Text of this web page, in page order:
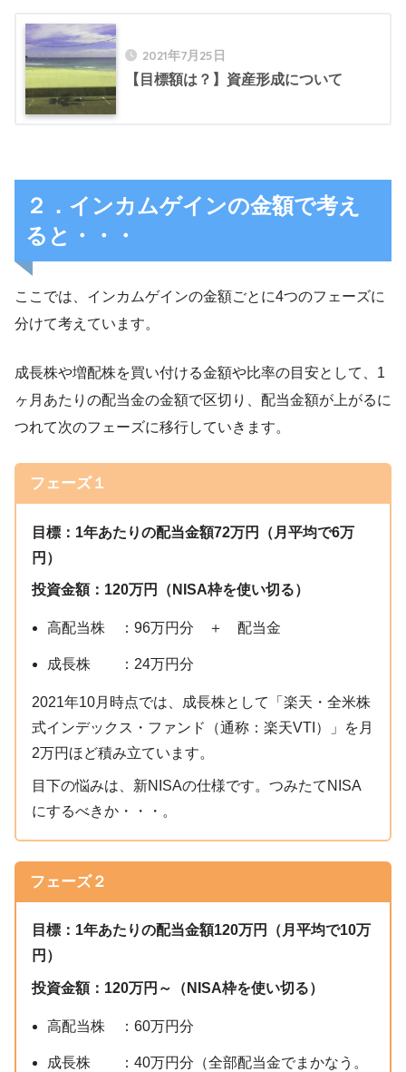
2021年7月25日
【目標額は？】資産形成について
２．インカムゲインの金額で考え
ると・・・
ここでは、インカムゲインの金額ごとに4つのフェーズに
分けて考えています。
成長株や増配株を買い付ける金額や比率の目安として、1
ヶ月あたりの配当金の金額で区切り、配当金額が上がるに
つれて次のフェーズに移行していきます。
フェーズ１
目標：1年あたりの配当金額72万円（月平均で6万
円）
投資金額：120万円（NISA枠を使い切る）
高配当株 ：96万円分 ＋ 配当金
成長株 ：24万円分
2021年10月時点では、成長株として「楽天・全米株
式インデックス・ファンド（通称：楽天VTI）」を月
2万円ほど積み立ています。
目下の悩みは、新NISAの仕様です。つみたてNISA
にするべきか・・・。
フェーズ２
目標：1年あたりの配当金額120万円（月平均で10万
円）
投資金額：120万円～（NISA枠を使い切る）
高配当株 ：60万円分
成長株 ：40万円分（全部配当金でまかなう。